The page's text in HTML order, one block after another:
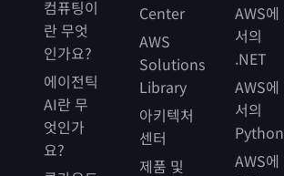
컴퓨팅이
란 무엇
인가요?
에이전틱
AI란 무
엇인가
요?
Center
AWS
Solutions
Library
아키텍처
센터
제품 및
AWS에
서의
.NET
AWS에
서의
Python
AWS에